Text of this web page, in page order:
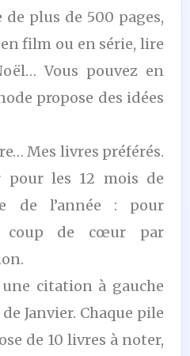
plus de 500 pages,
film ou en série, lire
Vous pouvez en
propose des idées
Mes livres préférés.
pour les 12 mois de
de l’année : pour
coup de cœur par
citation à gauche
Janvier. Chaque pile
de 10 livres à noter,